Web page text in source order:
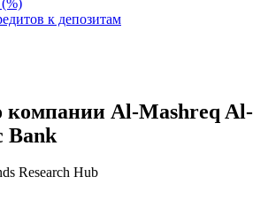
к депозитам
компании Al-Mashreq Al-
Bank
Research Hub